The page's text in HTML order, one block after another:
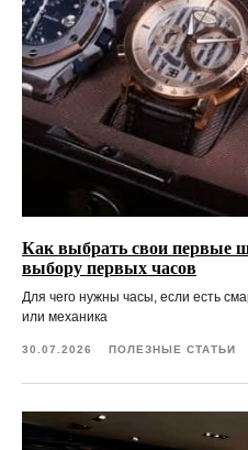
Как выбрать свои первые
выбору первых часов
Для чего нужны часы, если есть
или механика
30.07.2026 ПОЛЕЗНЫЕ СТАТЬИ